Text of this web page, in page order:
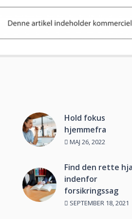
Hold fokus
hjemmefra
MAJ 26, 2022
Find den rette
indenfor
forsikringssag
SEPTEMBER 18, 2021